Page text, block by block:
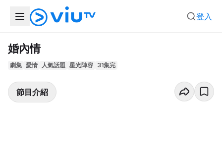
登入
婚內情
劇集 愛情 人氣話題 星光陣容 31集完
節目介紹